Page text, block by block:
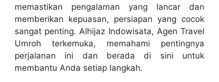
memastikan pengalaman yang lancar dan
memberikan kepuasan, persiapan yang cocok
sangat penting. Alhijaz Indowisata, Agen Travel
Umroh terkemuka, memahami pentingnya
perjalanan ini dan berada di sini untuk
membantu Anda setiap langkah.